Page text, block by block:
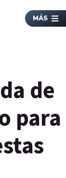
MÁS
de
para